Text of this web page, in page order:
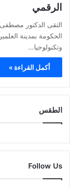
الرقمي
التقى الدكتور
الحكومة بمدينة
وتكنولوجيا…
أكمل القراءة »
الطقس
Follow Us